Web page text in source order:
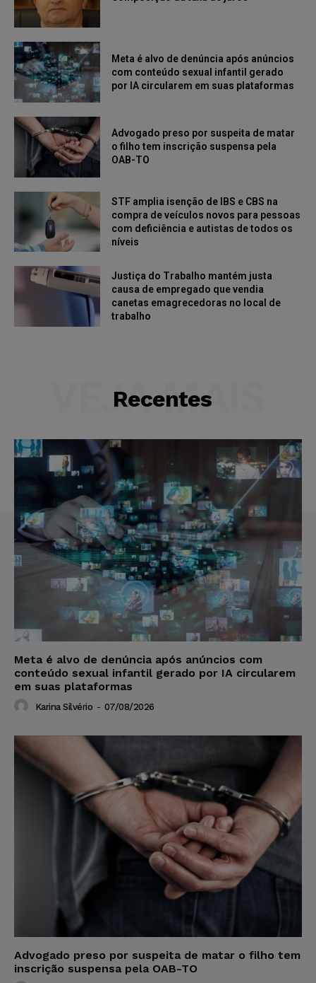
Meta é alvo de denúncia após anúncios
com conteúdo sexual infantil gerado
por IA circularem em suas plataformas
Advogado preso por suspeita de matar
o filho tem inscrição suspensa pela
OAB-TO
STF amplia isenção de IBS e CBS na
compra de veículos novos para pessoas
com deficiência e autistas de todos os
níveis
Justiça do Trabalho mantém justa
causa de empregado que vendia
canetas emagrecedoras no local de
trabalho
Recentes
VEJA MAIS
Meta é alvo de denúncia após anúncios com
conteúdo sexual infantil gerado por IA circularem
em suas plataformas
Karina Silvério - 07/08/2026
Advogado preso por suspeita de matar o filho tem
inscrição suspensa pela OAB-TO